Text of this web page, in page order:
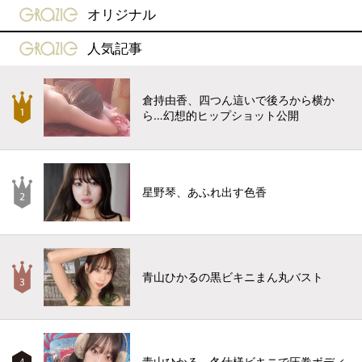
gravure-grazie
オリジナル
gravure-grazie
人気記事
倉持由香、四つん這いで後ろから横か
ら…幻想的ヒップショット公開
星野琴、あふれ出す色香
青山ひかるの黒ビキニまん丸バスト